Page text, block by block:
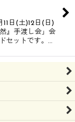
日(土)12日(日)
』手渡し会」会
セットです。​​​​ …